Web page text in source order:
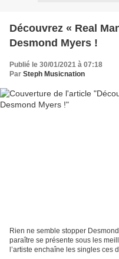
Découvrez « Real
Desmond Myers !
Publié le 30/01/2021 à 07:18
Par Steph Musicnation
Rien ne semble stopper
paraître se présente sous les
l’artiste enchaîne les singles ces